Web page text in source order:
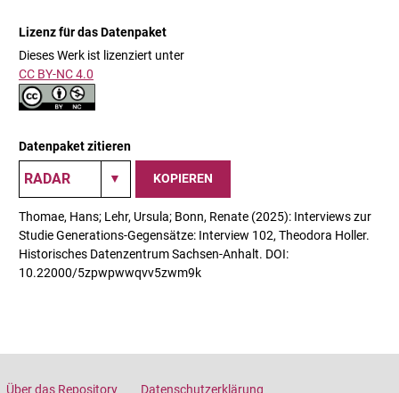
Lizenz für das Datenpaket
Dieses Werk ist lizenziert unter
CC BY-NC 4.0
Datenpaket zitieren
KOPIEREN
Thomae, Hans; Lehr, Ursula; Bonn, Renate (2025): Interviews zur
Studie Generations-Gegensätze: Interview 102, Theodora Holler.
Historisches Datenzentrum Sachsen-Anhalt. DOI:
10.22000/5zpwpwwqvv5zwm9k
Über das Repository Datenschutzerklärung